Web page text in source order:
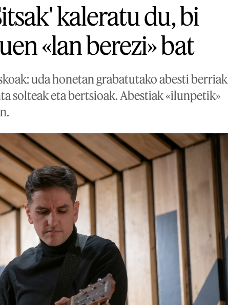
kaleratu du, bi
«lan berezi» bat
uda honetan grabatutako abesti berriak
solteak eta bertsioak. Abestiak «ilunpetik»